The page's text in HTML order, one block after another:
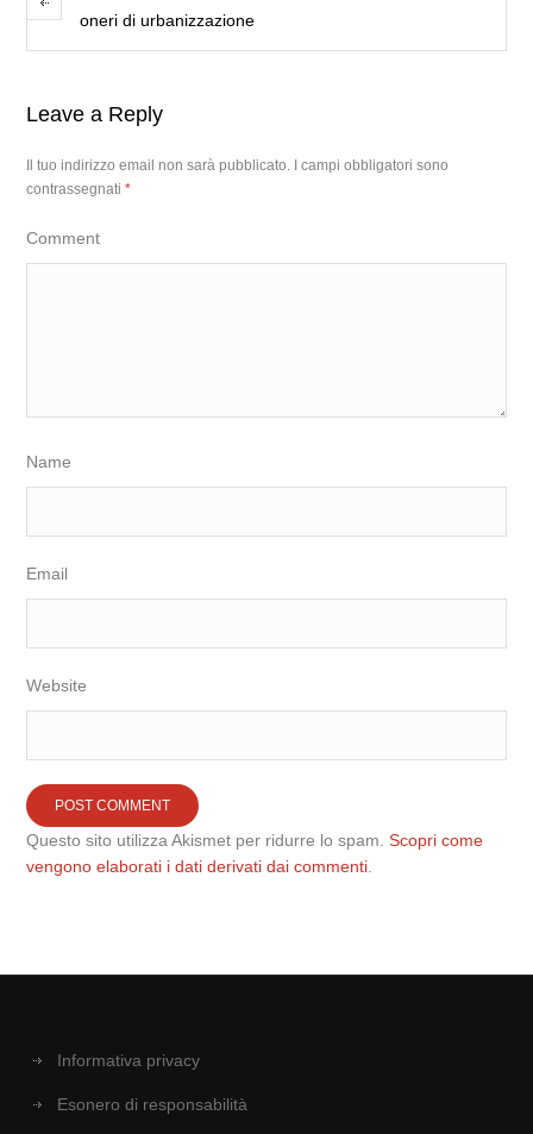
oneri di urbanizzazione
Leave a Reply
Il tuo indirizzo email non sarà pubblicato.
I campi obbligatori sono
contrassegnati*
Comment
Name
Email
Website
Questo sito utilizza Akismet per ridurre lo spam.Scopri come
vengono elaborati i dati derivati dai commenti
Informativa privacy
Esonero di responsabilità